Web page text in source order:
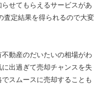
せてもらえるサービスがあ
査定結果を得られるので大変
動産のだいたいの相場がわ
出過ぎて売却チャンスを失
スムースに売却することも